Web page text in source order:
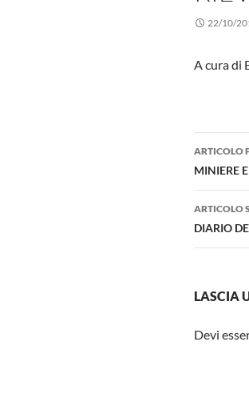
22/10/
A cura di
ARTICOLO
MINIERE
ARTICOLO
DIARIO
LASCIA
Devi